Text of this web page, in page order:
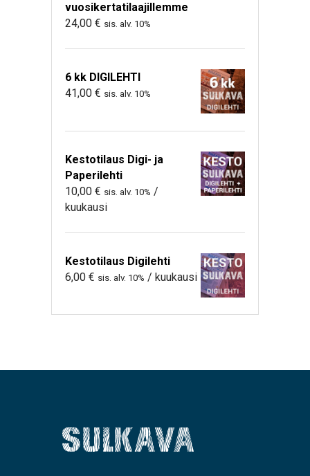
vuosikertatilaajillemme
24,00 € sis. alv. 10%
6 kk DIGILEHTI
41,00 € sis. alv. 10%
Kestotilaus Digi- ja
Paperilehti
10,00 € sis. alv. 10% /
kuukausi
Kestotilaus Digilehti
6,00 € sis. alv. 10% / kuukausi